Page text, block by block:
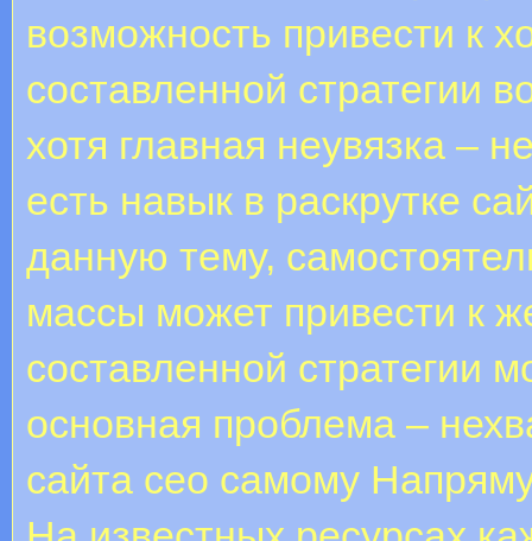
возможность привести к
составленной стратегии
хотя главная неувязка –
есть навык в раскрутке
данную тему,
массы может привести к
составленной стратегии
основная проблема –
сайта сео самому